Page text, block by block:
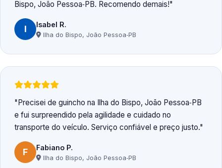
Bispo, João Pessoa‑PB. Recomendo demais!
I Isabel R.
Ilha do Bispo, João Pessoa‑PB
Precisei de guincho na Ilha do Bispo, João Pessoa‑PB
e fui surpreendido pela agilidade e cuidado no
transporte do veículo. Serviço confiável e preço justo.
F Fabiano P.
Ilha do Bispo, João Pessoa‑PB